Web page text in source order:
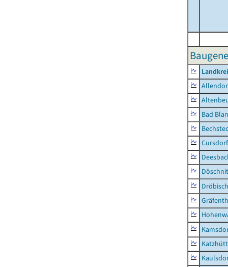
Bad
Cursdorf